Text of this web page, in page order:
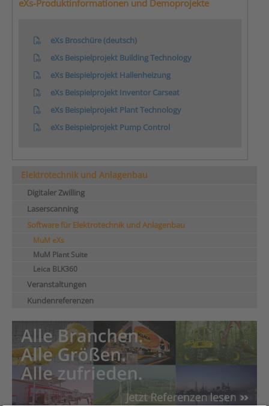
eXs-Produktinformationen und Demoprojekte
eXs Broschüre (deutsch)
eXs Beispielprojekt Building Technology
eXs Beispielprojekt Hallenheizung
eXs Beispielprojekt Inventor Carseat
eXs Beispielprojekt Plant Technology
eXs Beispielprojekt Pump Control
Elektrotechnik und Anlagenbau
Digitaler Zwilling
Laserscanning
Software für Elektrotechnik und Anlagenbau
MuM eXs
MuM Plant Suite
Leica BLK360
Veranstaltungen
Kundenreferenzen